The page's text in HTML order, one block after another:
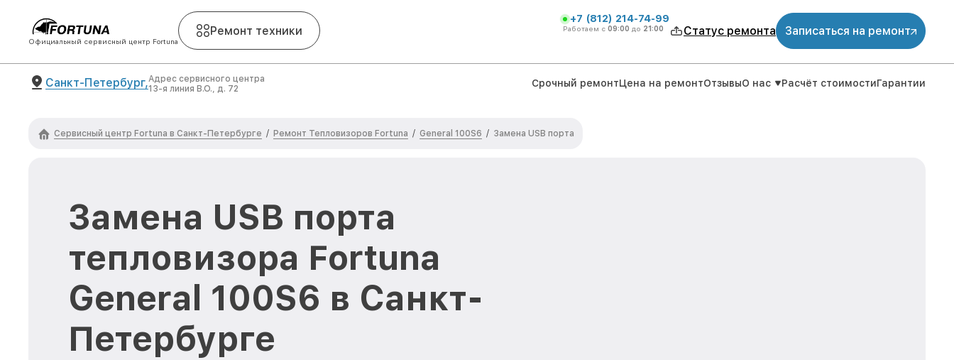
Официальный сервисный центр Fortuna
Ремонт техники
+7 (812) 214-74-99
Работаем с 09:00 до 21:00 Статус ремонта Записаться на ремонт
Санкт-Петербург,Адрес сервисного центра
13-я линия В.О., д. 72
Срочный ремонтЦена на ремонтОтзывыО нас Расчёт стоимостиГарантии
Сервисный центр Fortuna в Санкт-Петербурге / Ремонт Тепловизоров Fortuna / General 100S6 / Замена USB порта
Замена USB порта
тепловизора Fortuna
General 100S6 в Санкт-
Петербурге